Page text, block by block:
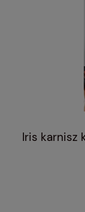
Iris karnisz